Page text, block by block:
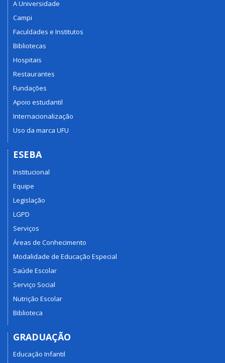
A Universidade
Campi
Faculdades e Institutos
Bibliotecas
Hospitais
Restaurantes
Fundações
Apoio estudantil
Internacionalização
Uso da marca UFU
ESEBA
Institucional
Equipe
Legislação
LGPD
Serviços
Áreas de Conhecimento
Modalidade de Educação Especial
Saúde Escolar
Serviço Social
Nutrição Escolar
Biblioteca
GRADUAÇÃO
Educação Infantil